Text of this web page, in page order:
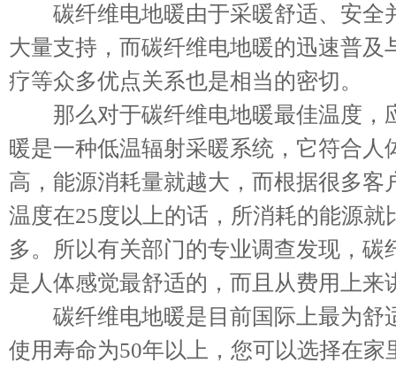
碳纤维电地暖由于采暖舒适、安全
大量支持，而碳纤维电地暖的迅速普
疗等众多优点关系也是相当的密切。
那么对于碳纤维电地暖最佳温度，
暖是一种低温辐射采暖系统，它符合
高，能源消耗量就越大，而根据很多
温度在25度以上的话，所消耗的能源
多。所以有关部门的专业调查发现，
是人体感觉最舒适的，而且从费用上来
碳纤维电地暖是目前国际上最为舒
使用寿命为50年以上，您可以选择在